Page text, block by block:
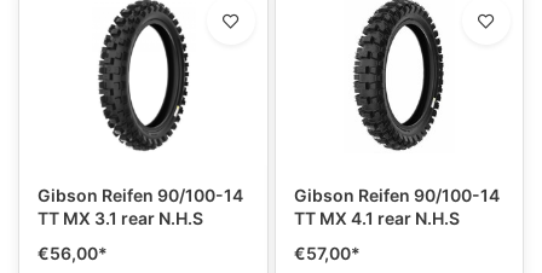
Gibson Reifen 90/100-14
TT MX 3.1 rear N.H.S
€56,00*
Gibson Reifen 90/100-14
TT MX 4.1 rear N.H.S
€57,00*